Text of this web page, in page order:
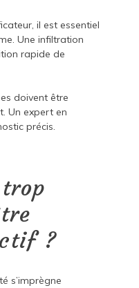
il est essentiel
Une infiltration
rapide de
doivent être
Un expert en
précis.
?
s’imprègne